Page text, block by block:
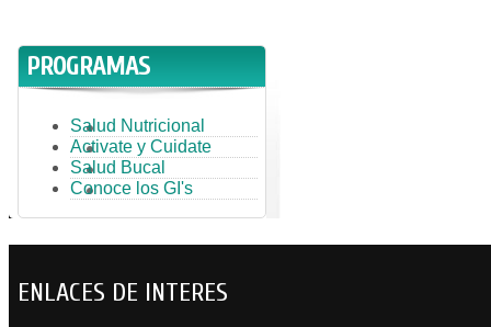
PROGRAMAS
Salud Nutricional
Activate y Cuidate
Salud Bucal
Conoce los GI's
ENLACES DE INTERES